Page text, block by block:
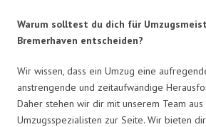
Warum solltest du dich für
Bremerhaven entscheiden?
Wir wissen, dass ein Umzug eine
anstrengende und zeitaufwändige
Daher stehen wir dir mit unserem Team
Umzugsspezialisten zur Seite. Wir bieten